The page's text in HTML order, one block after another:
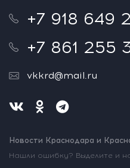
+7 918 649
+7 861 255
vkkrd@mail.ru
Новости Краснодара и
Нашли ошибку? Выделите и